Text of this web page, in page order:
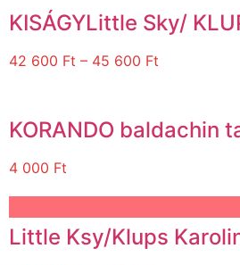
KISÁGYLittle Sky/
42 600 Ft – 45 600 Ft
KORANDO baldachin
4 000 Ft
Little Ksy/Klups